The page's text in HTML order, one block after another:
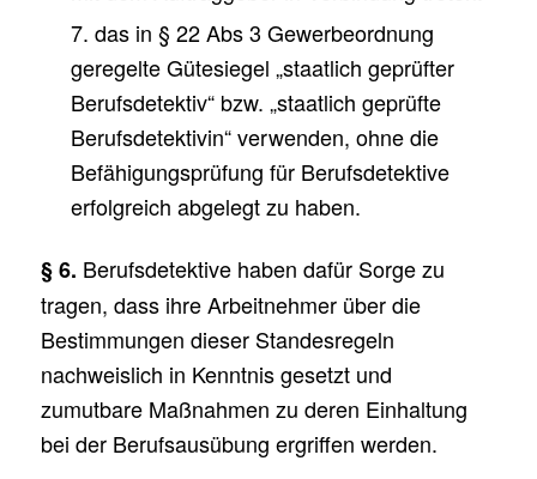
7. das in § 22 Abs 3 Gewerbeordnung
geregelte Gütesiegel „staatlich geprüfter
Berufsdetektiv“ bzw. „staatlich geprüfte
Berufsdetektivin“ verwenden, ohne die
Befähigungsprüfung für Berufsdetektive
erfolgreich abgelegt zu haben.
§ 6. Berufsdetektive haben dafür Sorge zu
tragen, dass ihre Arbeitnehmer über die
Bestimmungen dieser Standesregeln
nachweislich in Kenntnis gesetzt und
zumutbare Maßnahmen zu deren Einhaltung
bei der Berufsausübung ergriffen werden.